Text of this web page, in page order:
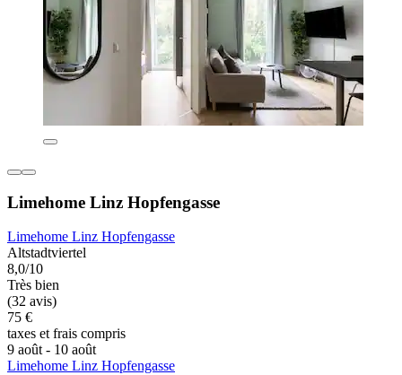
Limehome Linz Hopfengasse
Limehome Linz Hopfengasse
Altstadtviertel
8,0/10
Très bien
(32 avis)
75 €
taxes et frais compris
9 août - 10 août
Limehome Linz Hopfengasse